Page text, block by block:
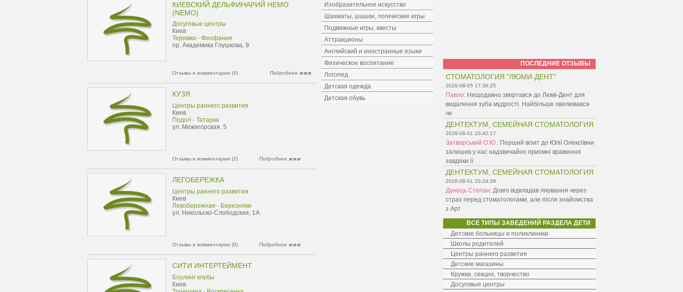
КИЕВСКИЙ ДЕЛЬФИНАРИЙ НЕМО
(NEMO)
Досуговые центры
Киев
Теремки - Феофания
пр. Академика Глушкова, 9
Отзывы и комментарии (4) Подробнее
КУЗЯ
Центры раннего развития
Киев
Подол - Татарка
ул. Межигорская, 5
Отзывы и комментарии (2) Подробнее
ЛЕГОБЕРЕЖКА
Центры раннего развития
Киев
Левобережная - Березняки
ул. Никольско-Слободская, 1А
Отзывы и комментарии (0) Подробнее
СИТИ ИНТЕРТЕЙМЕНТ
Боулинг клубы
Киев
Изобразительное искусство
Шахматы, шашки, логические игры
Подвижные игры, квесты
Аттракционы
Английский и иностранные языки
Физическое воспитание
Логопед
Детская одежда
Детская обувь
ПОСЛЕДНИЕ ОТЗЫВЫ
СТОМАТОЛОГИЯ "ЛЮМИ-ДЕНТ"
2026-08-05 17:36:25
Павло: Нещодавно звертався до Люмі-Дент для
видалення зуба мудрості. Найбільше хвилювався
че
ДЕНТЕКТУМ, СЕМЕЙНАЯ СТОМАТОЛОГИЯ
2026-08-01 20:42:17
Затварський О.Ю.: Перший візит до Юлії Олексіївни
залишив у нас надзвичайно приємні враження
завдяки її
ДЕНТЕКТУМ, СЕМЕЙНАЯ СТОМАТОЛОГИЯ
2026-08-01 20:24:39
Дунець Степан: Довго відкладав лікування через
страх перед стоматологами, але після знайомства
з Арт
ВСЕ ТИПЫ ЗАВЕДЕНИЙ РАЗДЕЛА ДЕТИ
Детские больницы и поликлиники
Школы родителей
Центры раннего развития
Детские магазины
Кружки, секции, творчество
Досуговые центры